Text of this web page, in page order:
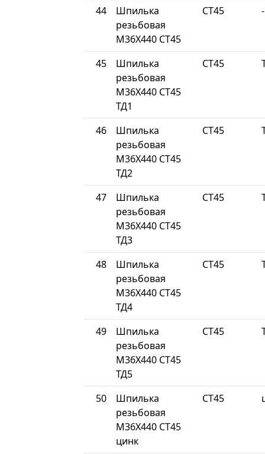
44
Шпилька
резьбовая
М36Х440 СТ45
СТ45 -
45
Шпилька
резьбовая
М36Х440 СТ45
ТД1
СТ45
46
Шпилька
резьбовая
М36Х440 СТ45
ТД2
СТ45
47
Шпилька
резьбовая
М36Х440 СТ45
ТД3
СТ45
48
Шпилька
резьбовая
М36Х440 СТ45
ТД4
СТ45
49
Шпилька
резьбовая
М36Х440 СТ45
ТД5
СТ45
50
Шпилька
резьбовая
М36Х440 СТ45
цинк
СТ45